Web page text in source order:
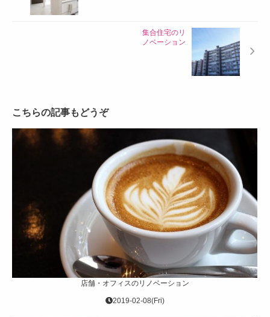
集合住宅のリ
ノベーション
こちらの記事もどうぞ
店舗・オフィスのリノベーション
2019-02-08(Fri)